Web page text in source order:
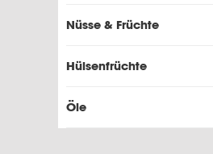
Nüsse & Früchte
Hülsenfrüchte
Öle